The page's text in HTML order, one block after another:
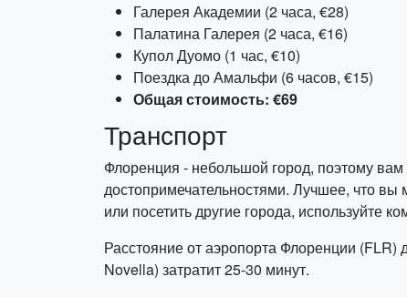
Галерея Академии (2 часа, €28)
Палатина Галерея (2 часа, €16)
Купол Дуомо (1 час, €10)
Поездка до Амальфи (6 часов, €15)
Общая стоимость: €69
Транспорт
Флоренция - небольшой город, поэтому
достопримечательностями. Лучшее, что
или посетить другие города, используйте
Расстояние от аэропорта Флоренции (FLR)
Novella) затратит 25-30 минут.